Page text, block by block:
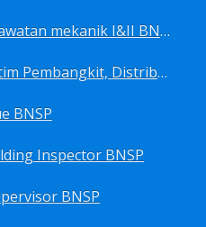
Sertifikasi teknisi Perawatan mekanik I&II BNSP
Sertifikasi Teknisi Sistim Pembangkit, Distribusi, Utilitas BNSP
BNSP
Inspector BNSP
BNSP